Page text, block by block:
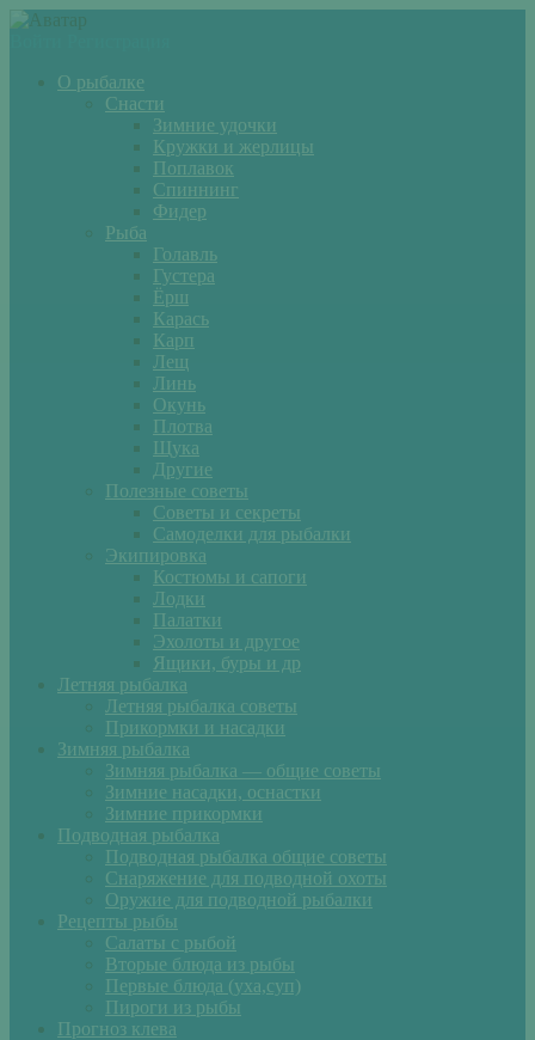
О рыбалке
Снасти
Зимние удочки
Кружки и жерлицы
Поплавок
Спиннинг
Фидер
Рыба
Голавль
Густера
Ёрш
Карась
Карп
Лещ
Линь
Окунь
Плотва
Щука
Другие
Полезные советы
Советы и секреты
Самоделки для рыбалки
Экипировка
Костюмы и сапоги
Лодки
Палатки
Эхолоты и другое
Ящики, буры и др
Летняя рыбалка
Летняя рыбалка советы
Прикормки и насадки
Зимняя рыбалка
Зимняя рыбалка — общие советы
Зимние насадки, оснастки
Зимние прикормки
Подводная рыбалка
Подводная рыбалка общие советы
Снаряжение для подводной охоты
Оружие для подводной рыбалки
Рецепты рыбы
Салаты с рыбой
Вторые блюда из рыбы
Первые блюда (уха,суп)
Пироги из рыбы
Прогноз клева